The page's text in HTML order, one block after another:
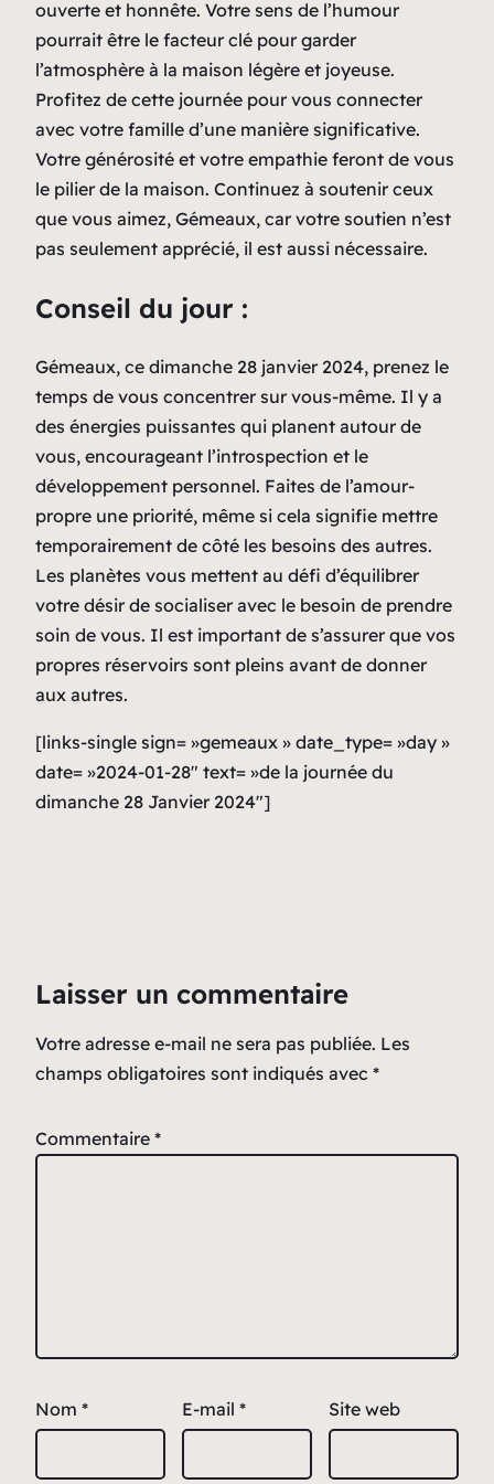
ouverte et honnête. Votre sens de l’humour
pourrait être le facteur clé pour garder
l’atmosphère à la maison légère et joyeuse.
Profitez de cette journée pour vous connecter
avec votre famille d’une manière significative.
Votre générosité et votre empathie feront de vous
le pilier de la maison. Continuez à soutenir ceux
que vous aimez, Gémeaux, car votre soutien n’est
pas seulement apprécié, il est aussi nécessaire.
Conseil du jour :
Gémeaux, ce dimanche 28 janvier 2024, prenez le
temps de vous concentrer sur vous-même. Il y a
des énergies puissantes qui planent autour de
vous, encourageant l’introspection et le
développement personnel. Faites de l’amour-
propre une priorité, même si cela signifie mettre
temporairement de côté les besoins des autres.
Les planètes vous mettent au défi d’équilibrer
votre désir de socialiser avec le besoin de prendre
soin de vous. Il est important de s’assurer que vos
propres réservoirs sont pleins avant de donner
aux autres.
[links-single sign= »gemeaux » date_type= »day »
date= »2024-01-28″ text= »de la journée du
dimanche 28 Janvier 2024″]
Laisser un commentaire
Votre adresse e-mail ne sera pas publiée. Les
champs obligatoires sont indiqués avec *
Commentaire *
Nom * E-mail * Site web